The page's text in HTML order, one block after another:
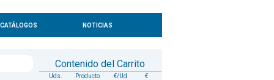
CATÁLOGOS NOTICIAS
Contenido del Carrito
Uds. Producto €/Ud €